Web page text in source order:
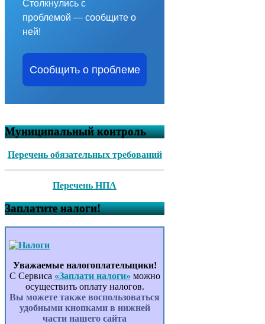
Столкнулись с
проблемой — сообщите о
ней!
Сообщить о проблеме
Муниципальный контроль
Перечень обязательных требований
Перечень НПА
Заплатите налоги!
Уважаемые налогоплательщики!
С Сервиса «Заплати налоги» можно
осуществить оплату налогов.
Вы можете также воспользоваться
удобными кнопками в нижней
части нашего сайта